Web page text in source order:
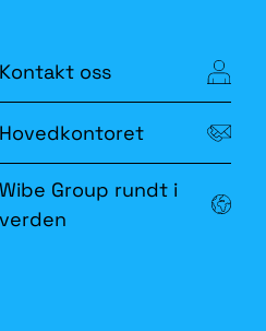
Kontakt oss
Hovedkontoret
Wibe Group rundt i
verden